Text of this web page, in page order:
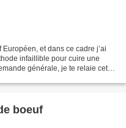
et dans ce cadre j’ai
infaillible pour cuire une
générale, je te relaie cette
boeuf